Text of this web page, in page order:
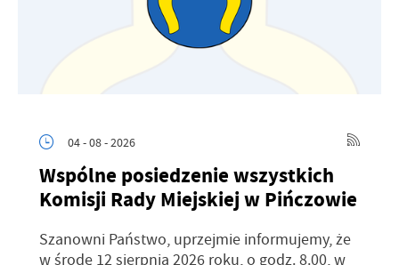
04 - 08 - 2026
Wspólne posiedzenie wszystkich
Komisji Rady Miejskiej w Pińczowie
Szanowni Państwo, uprzejmie informujemy, że
w środę 12 sierpnia 2026 roku, o godz. 8.00, w